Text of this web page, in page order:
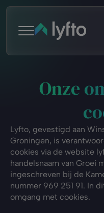
Onze
Lyfto, gevestigd aan
Groningen, is
cookies via de website
handelsnaam van Groei
ingeschreven bij de
nummer 969 251 91. In
omgang met cookies.